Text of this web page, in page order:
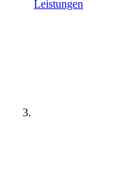
Leistungen